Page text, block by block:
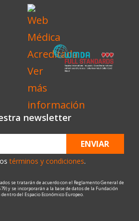
newsletter
términos y condiciones.
ENVIAR
se tratarán de acuerdo con el Reglamento General de
y se incorporarán a la base de datos de la Fundación
del Espacio Económico Europeo.